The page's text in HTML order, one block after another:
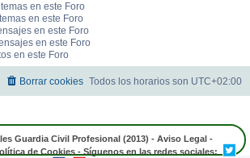
en este Foro
en este Foro
en este Foro
en este Foro
en este Foro
Todos los horarios son UTC+02:00
Borrar cookies
Guardia Civil Profesional (2013) - Aviso Legal -
de Cookies- Síguenos en las redes sociales: